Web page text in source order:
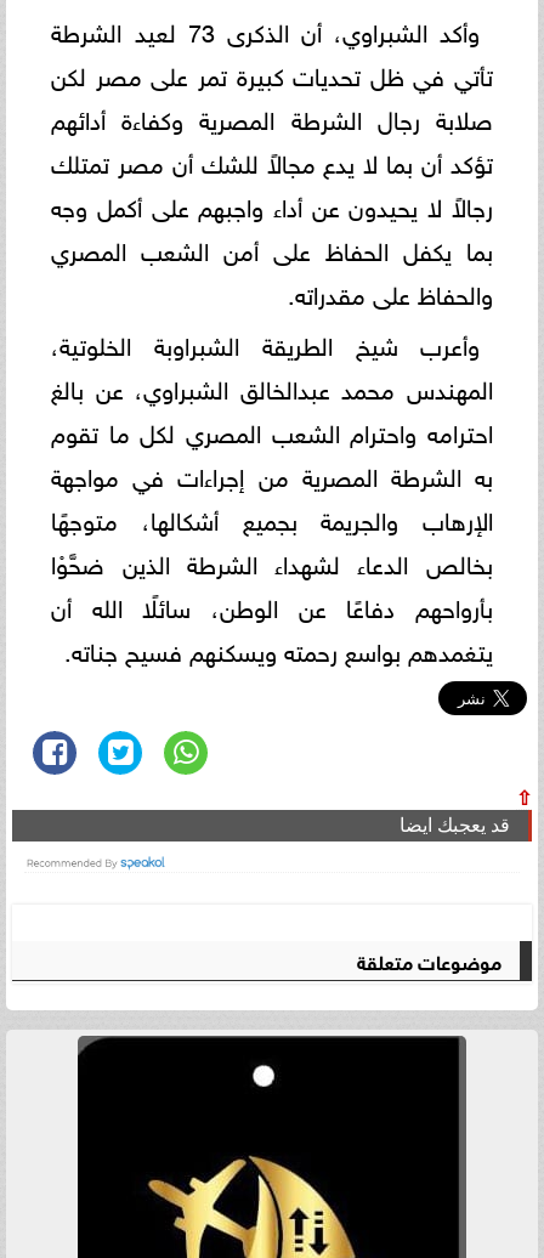
وأكد الشبراوي، أن الذكرى 73 لعيد الشرطة
تأتي في ظل تحديات كبيرة تمر على مصر لكن
صلابة رجال الشرطة المصرية وكفاءة أدائهم
تؤكد أن بما لا يدع مجالاً للشك أن مصر تمتلك
رجالاً لا يحيدون عن أداء واجبهم على أكمل وجه
بما يكفل الحفاظ على أمن الشعب المصري
والحفاظ على مقدراته.
وأعرب شيخ الطريقة الشبراوبة الخلوتية،
المهندس محمد عبدالخالق الشبراوي، عن بالغ
احترامه واحترام الشعب المصري لكل ما تقوم
به الشرطة المصرية من إجراءات في مواجهة
الإرهاب والجريمة بجميع أشكالها، متوجهًا
بخالص الدعاء لشهداء الشرطة الذين ضحَّوْا
بأرواحهم دفاعًا عن الوطن، سائلًا الله أن
يتغمدهم بواسع رحمته ويسكنهم فسيح جناته.
⇧
قد يعجبك ايضا
موضوعات متعلقة